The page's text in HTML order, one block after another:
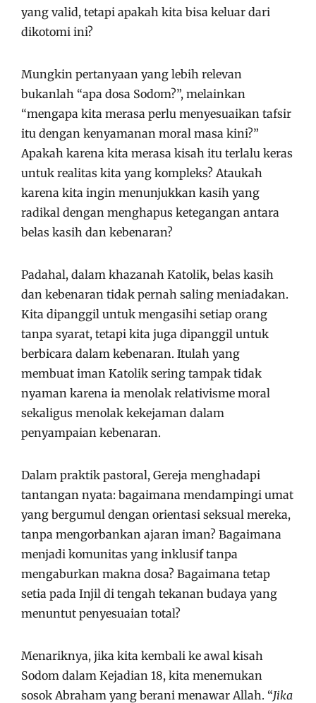
yang valid, tetapi apakah kita bisa keluar dari
dikotomi ini?
Mungkin pertanyaan yang lebih relevan
bukanlah “apa dosa Sodom?”, melainkan
“mengapa kita merasa perlu menyesuaikan tafsir
itu dengan kenyamanan moral masa kini?”
Apakah karena kita merasa kisah itu terlalu keras
untuk realitas kita yang kompleks? Ataukah
karena kita ingin menunjukkan kasih yang
radikal dengan menghapus ketegangan antara
belas kasih dan kebenaran?
Padahal, dalam khazanah Katolik, belas kasih
dan kebenaran tidak pernah saling meniadakan.
Kita dipanggil untuk mengasihi setiap orang
tanpa syarat, tetapi kita juga dipanggil untuk
berbicara dalam kebenaran. Itulah yang
membuat iman Katolik sering tampak tidak
nyaman karena ia menolak relativisme moral
sekaligus menolak kekejaman dalam
penyampaian kebenaran.
Dalam praktik pastoral, Gereja menghadapi
tantangan nyata: bagaimana mendampingi umat
yang bergumul dengan orientasi seksual mereka,
tanpa mengorbankan ajaran iman? Bagaimana
menjadi komunitas yang inklusif tanpa
mengaburkan makna dosa? Bagaimana tetap
setia pada Injil di tengah tekanan budaya yang
menuntut penyesuaian total?
Menariknya, jika kita kembali ke awal kisah
Sodom dalam Kejadian 18, kita menemukan
sosok Abraham yang berani menawar Allah. “Jika